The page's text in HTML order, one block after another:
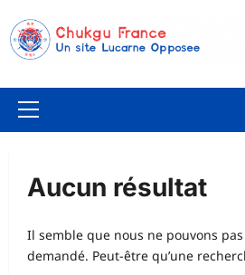
au
contenu
Menu
Aucun résultat
Il semble que nous ne pouvons
demandé. Peut-être qu’une